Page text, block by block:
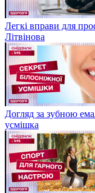
Легкі вправи для
Літвінова
Догляд за зубною
усмішка